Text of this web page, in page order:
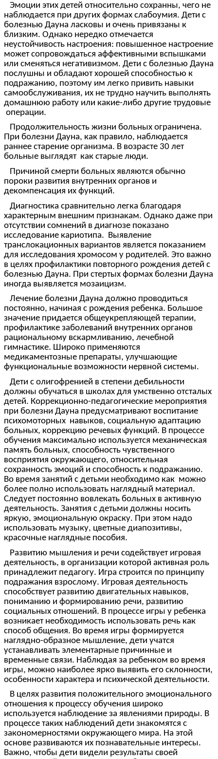
Эмоции этих детей относительно сохранны, чего не
наблюдается при других формах слабоумия. Дети с
болезнью Дауна ласковы и очень привязаны к
близким. Однако нередко отмечается
неустойчивость настроения: повышенное настроение
может сопровождаться аффективными вспышками
или сменяться негативизмом. Дети с болезнью Дауна
послушны и обладают хорошей способностью к
подражанию, поэтому им легко привить навыки
самообслуживания, их не трудно научить выполнять
домашнюю работу или какие-либо другие трудовые
операции.
Продолжительность жизни больных ограничена.
При болезни Дауна, как правило, наблюдается
раннее старение организма. В возрасте 30 лет
больные выглядят как старые люди.
Причиной смерти больных являются обычно
пороки развития внутренних органов и
декомпенсация их функций.
Диагностика сравнительно легка благодаря
характерным внешним признакам. Однако даже при
отсутствии сомнений в диагнозе показано
исследование кариотипа. Выявление
транслокационных вариантов является показанием
для исследования хромосом у родителей. Это важно
в целях профилактики повторного рождения детей с
болезнью Дауна. При стертых формах болезни Дауна
иногда выявляется мозаицизм.
Лечение болезни Дауна должно проводиться
постоянно, начиная с рождения ребенка. Большое
значение придается общеукрепляющей терапии,
профилактике заболеваний внутренних органов
рациональному вскармливанию, лечебной
гимнастике. Широко применяются
медикаментозные препараты, улучшающие
функциональные возможности нервной системы.
Дети с олигофренией в степени дебильности
должны обучаться в школах для умственно отсталых
детей. Коррекционно-педагогические мероприятия
при болезни Дауна предусматривают воспитание
психомоторных навыков, социальную адаптацию
больных, коррекцию речевых функций. В процессе
обучения максимально используется механическая
память больных, способность чувственного
восприятия окружающего, относительная
сохранность эмоций и способность к подражанию.
Во время занятий с детьми необходимо как можно
более полно использовать наглядный материал.
Следует постоянно вовлекать больных в активную
деятельность. Занятия с детьми должны носить
яркую, эмоциональную окраску. При этом надо
использовать музыку, цветные диапозитивы,
красочные наглядные пособия.
Развитию мышления и речи содействует игровая
деятельность, в организации которой активная роль
принадлежит педагогу. Игра строится по принципу
подражания взрослому. Игровая деятельность
способствует развитию двигательных навыков,
пониманию и формированию речи, развитию
социальных отношений. В процессе игры у ребенка
возникает необходимость использовать речь как
способ общения. Во время игры формируется
наглядно-образное мышление, дети учатся
устанавливать элементарные причинные и
временные связи. Наблюдая за ребенком во время
игры, можно наиболее ярко выявить его склонности,
особенности характера и психической деятельности.
В целях развития положительного эмоционального
отношения к процессу обучения широко
используется наблюдение за явлениями природы. В
процессе таких наблюдений дети знакомятся с
закономерностями окружающего мира. На этой
основе развиваются их познавательные интересы.
Важно, чтобы дети видели результаты своей